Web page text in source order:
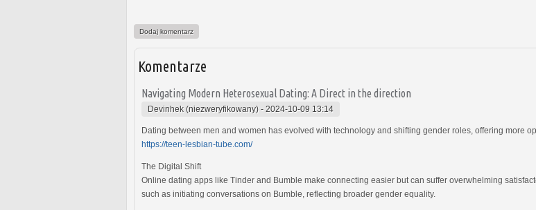
Dodaj komentarz
Komentarze
Navigating Modern Heterosexual Dating: A Direct in the direction
Devinhek (niezweryfikowany) - 2024-10-09 13:14
Dating between men and women has evolved with technology and shifting gender roles, offering more
https://teen-lesbian-tube.com/
The Digital Shift
Online dating apps like Tinder and Bumble make connecting easier but can suffer overwhelming
such as initiating conversations on Bumble, reflecting broader gender equality.